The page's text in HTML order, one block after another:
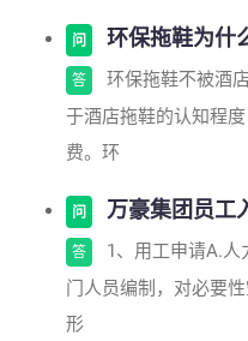
问 环保拖鞋为什
答
环保拖鞋不被酒
于酒店拖鞋的认知程
费。环
问 万豪集团员工
答
1、用工申请A.
门人员编制，对必要
形